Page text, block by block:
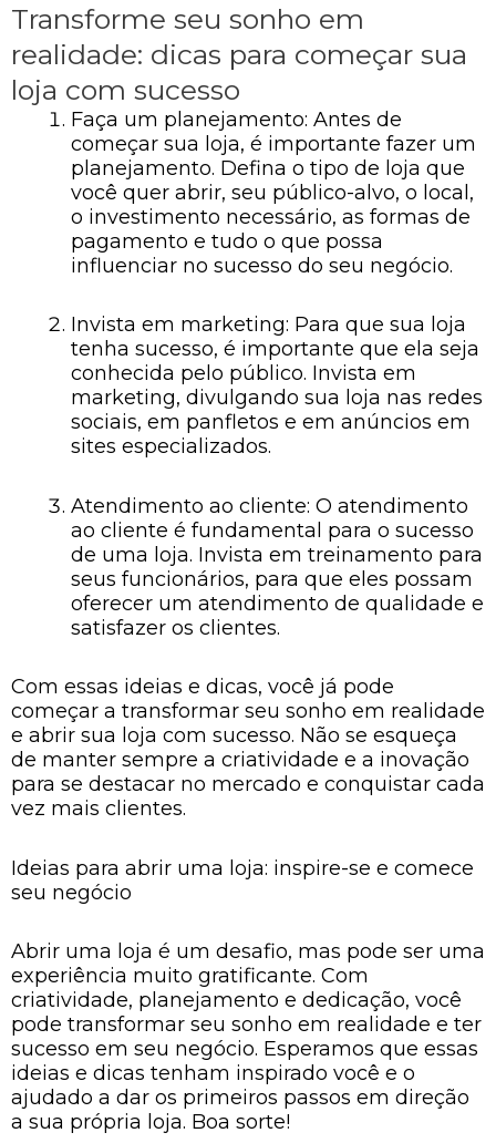
Transforme seu sonho em
realidade: dicas para começar sua
loja com sucesso
Faça um planejamento: Antes de
começar sua loja, é importante fazer um
planejamento. Defina o tipo de loja que
você quer abrir, seu público-alvo, o local,
o investimento necessário, as formas de
pagamento e tudo o que possa
influenciar no sucesso do seu negócio.
Invista em marketing: Para que sua loja
tenha sucesso, é importante que ela seja
conhecida pelo público. Invista em
marketing, divulgando sua loja nas redes
sociais, em panfletos e em anúncios em
sites especializados.
Atendimento ao cliente: O atendimento
ao cliente é fundamental para o sucesso
de uma loja. Invista em treinamento para
seus funcionários, para que eles possam
oferecer um atendimento de qualidade e
satisfazer os clientes.
Com essas ideias e dicas, você já pode
começar a transformar seu sonho em realidade
e abrir sua loja com sucesso. Não se esqueça
de manter sempre a criatividade e a inovação
para se destacar no mercado e conquistar cada
vez mais clientes.
Ideias para abrir uma loja: inspire-se e comece
seu negócio
Abrir uma loja é um desafio, mas pode ser uma
experiência muito gratificante. Com
criatividade, planejamento e dedicação, você
pode transformar seu sonho em realidade e ter
sucesso em seu negócio. Esperamos que essas
ideias e dicas tenham inspirado você e o
ajudado a dar os primeiros passos em direção
a sua própria loja. Boa sorte!